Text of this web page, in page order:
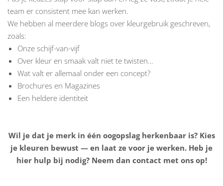
team er consistent mee kan werken.
We hebben al meerdere blogs over kleurgebruik geschreven,
zoals:
Onze schijf-van-vijf
Over kleur en smaak valt niet te twisten…
Wat valt er allemaal onder een concept?
Brochures en Magazines
Een heldere identiteit
Wil je dat je merk in één oogopslag herkenbaar is? Kies
je kleuren bewust — en laat ze voor je werken. Heb je
hier hulp bij nodig? Neem dan contact met ons op!